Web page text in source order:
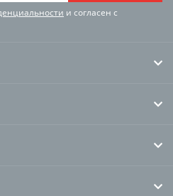
и согласен с